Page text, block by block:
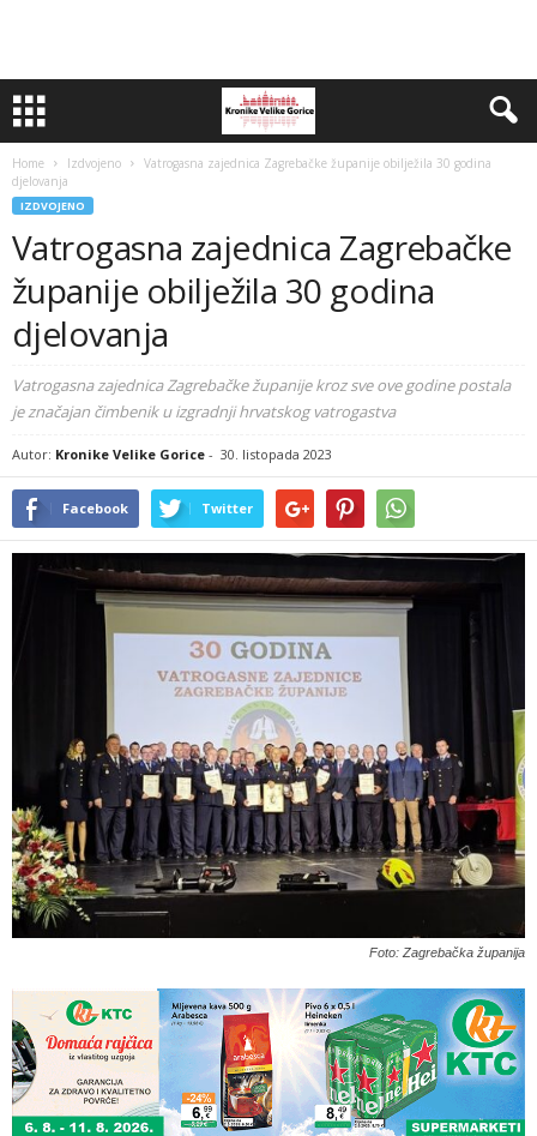
Home Izdvojeno
Vatrogasna zajednica Zagrebačke županije obilježila 30 godina
djelovanja
IZDVOJENO
Vatrogasna zajednica Zagrebačke
županije obilježila 30 godina
djelovanja
Vatrogasna zajednica Zagrebačke županije kroz sve ove godine postala
je značajan čimbenik u izgradnji hrvatskog vatrogastva
Autor: Kronike Velike Gorice - 30. listopada 2023
Facebook Twitter
Foto: Zagrebačka županija